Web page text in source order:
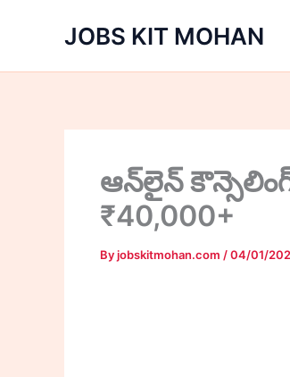
JOBS KIT MOHAN
ఆన్‌లైన్
₹40,000+
Byjobskitmohan.com /04/01/